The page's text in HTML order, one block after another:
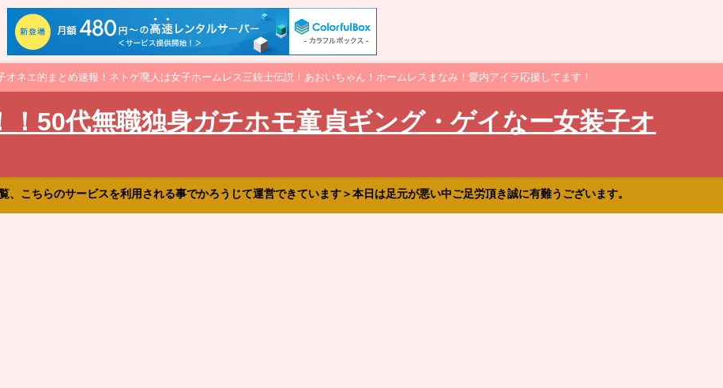
ネエ的まとめ速報！ネトゲ廃人は女子ホームレス三銃士伝説！あおいちゃん！ホームレスまなみ！愛内アイラ応援してます！
50代無職独身ガチホモ童貞ギング・ゲイなー女装子オ
、こちらのサービスを利用される事でかろうじて運営できています＞本日は足元が悪い中ご足労頂き誠に有難うございます。